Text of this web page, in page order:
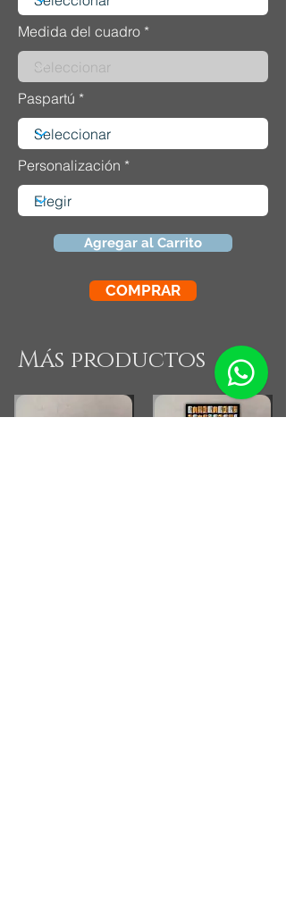
Medida del cuadro
Paspartú
Personalización
Agregar al Carrito
COMPRAR
Más productos